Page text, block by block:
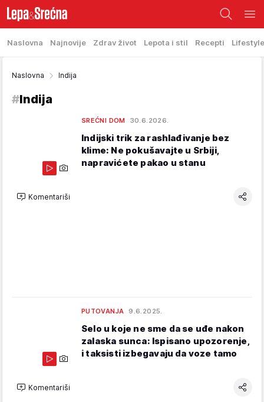
Naslovna Najnovije Zdrav život Lepota i stil Recepti Lifestyle
Naslovna Indija
#Indija
SREĆNI DOM 30.6.2026.
Indijski trik za rashlađivanje bez
klime: Ne pokušavajte u Srbiji,
napravićete pakao u stanu
Komentariši
PUTOVANJA 9.6.2025.
Selo u koje ne sme da se uđe nakon
zalaska sunca: Ispisano upozorenje,
i taksisti izbegavaju da voze tamo
Komentariši